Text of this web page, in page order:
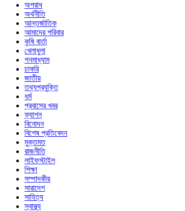
অপরাধ
অর্থনীতি
আন্তর্জাতিক
আমাদের পরিবার
কৃষি বার্তা
খেলাধুলা
গনমাধ্যাম
চাকরি
জাতীয়
তথ্যপ্রযুক্তি
ধর্ম
প্রবাসের খবর
ফ্যাশন
বিনোদন
বিশেষ প্রতিবেদন
মুক্তমত
রাজনীতি
লাইফস্টাইল
শিক্ষা
সম্পাদকীয়
সারাদেশ
সাহিত্য
স্বাস্থ্য